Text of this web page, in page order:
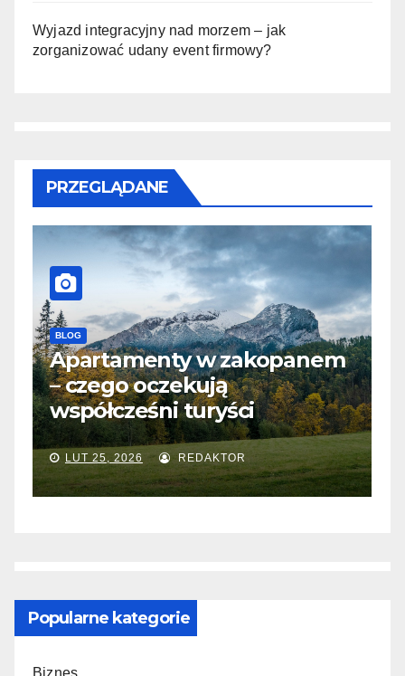
Wyjazd integracyjny nad morzem – jak
zorganizować udany event firmowy?
PRZEGLĄDANE
BLOG
Kreatywne aranżacje z
mozaiką – inspiracje, które
odmienią ściany i podłogi
LUT 4, 2026 REDAKTOR
Popularne kategorie
Biznes